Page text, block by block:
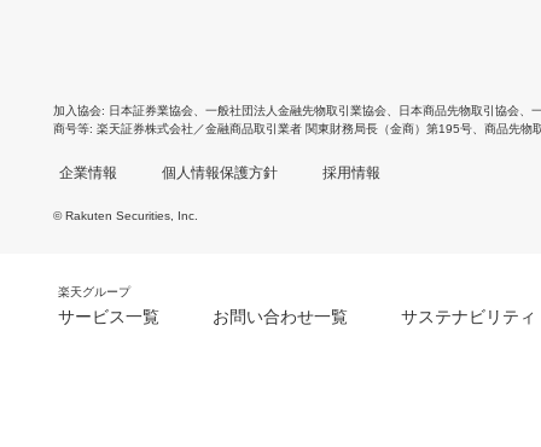
加入協会 日本証券業協会 一般社団法人金融先物取引業協会 日本商品先物取引協会
商号等 楽天証券株式会社／金融商品取引業者 関東財務局長（金商）第195号、商品先物
企業情報 個人情報保護方針 採用情報
© Rakuten Securities, Inc.
楽天グループ
サービス一覧 お問い合わせ一覧 サステナビリティ